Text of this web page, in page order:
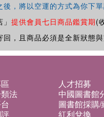
，將以空運的方式為你下
提供會員七日商品鑑賞期(
，且商品必須是全新狀態
人才招募
法 中國圖書館
圖書館採購/
紅利兌換